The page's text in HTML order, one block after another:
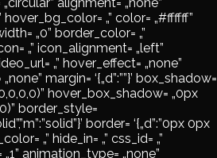
„” color= „#ffffff”
„0” border_color= „”
„” icon_alignment= „left”
„” hover_effect= „none”
margin= ‘{„d”:””}’ box_shadow=
hover_box_shadow= „0px
border_style=
border= ‘{„d”:”0px 0px
„” hide_in= „” css_id= „”
animation_type= „none”